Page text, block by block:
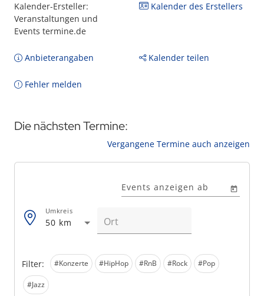
Kalender-Ersteller:
Veranstaltungen und
Events termine.de
Kalender des Erstellers
Anbieterangaben Kalender teilen
Fehler melden
Die nächsten Termine:
Vergangene Termine auch anzeigen
Filter: #Konzerte #HipHop #RnB #Rock #Pop
#Jazz
Events anzeigen ab
50 km
Umkreis